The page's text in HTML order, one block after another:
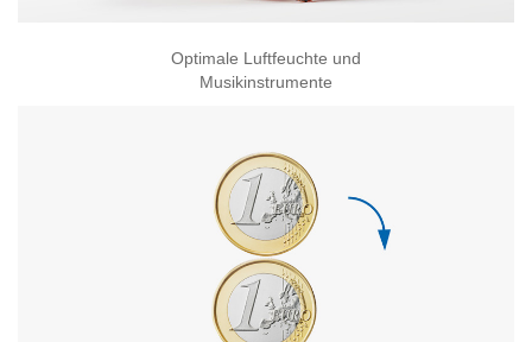
Optimale Luftfeuchte und
Musikinstrumente